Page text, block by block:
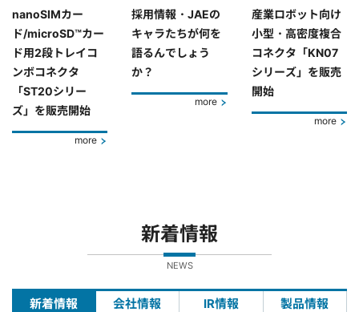
nanoSIMカー
ド/microSD™カー
ド用2段トレイコ
ンボコネクタ
「ST20シリー
ズ」を販売開始
more
採用情報・JAEの
キャラたちが何を
語るんでしょう
か？
more
産業ロボット向け
小型・高密度複合
コネクタ「KN07
シリーズ」を販売
開始
more
新着情報
NEWS
新着情報 会社情報 IR情報 製品情報